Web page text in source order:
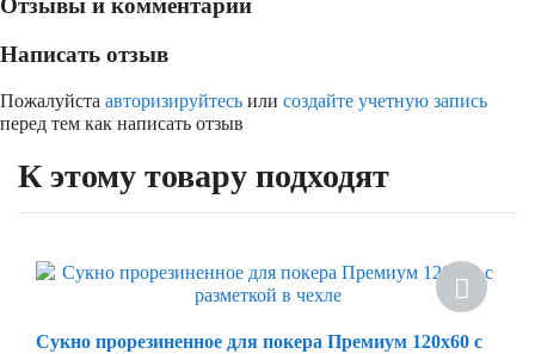
Отзывы и комментарии
Написать отзыв
Пожалуйста авторизируйтесь или создайте учетную запись
перед тем как написать отзыв
К этому товару подходят
Сукно прорезиненное для покера Премиум 120х60 с